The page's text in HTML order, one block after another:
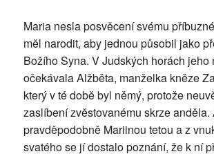
Maria nesla posvěcení svému
měl narodit, aby jednou působil jako
Božího Syna. V Judských horách jeho
očekávala Alžběta, manželka kněze
který v té době byl němý, protože
zaslíbení zvěstovanému skrze anděla.
pravděpodobně Mariinou tetou a z
svatého se jí dostalo poznání, že k ní